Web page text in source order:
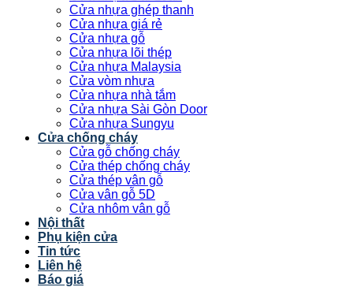
Cửa nhựa ghép thanh
Cửa nhựa giá rẻ
Cửa nhựa gỗ
Cửa nhựa lõi thép
Cửa nhựa Malaysia
Cửa vòm nhựa
Cửa nhựa nhà tắm
Cửa nhựa Sài Gòn Door
Cửa nhựa Sungyu
Cửa chống cháy
Cửa gỗ chống cháy
Cửa thép chống cháy
Cửa thép vân gỗ
Cửa vân gỗ 5D
Cửa nhôm vân gỗ
Nội thất
Phụ kiện cửa
Tin tức
Liên hệ
Báo giá